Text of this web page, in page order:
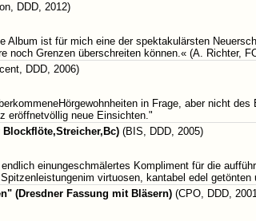
DDD, 2012)
Album ist für mich eine der spektakulärsten
noch Grenzen überschreiten können.« (A. Richter,
DDD, 2006)
in Frage, aber nicht
eröffnetvöllig neue Einsichten."
(BIS, DDD, 2005)
einungeschmälertes Kompliment für die
virtuosen, kantabel edel
(Dresdner Fassung mit Bläsern) (CPO, DDD,